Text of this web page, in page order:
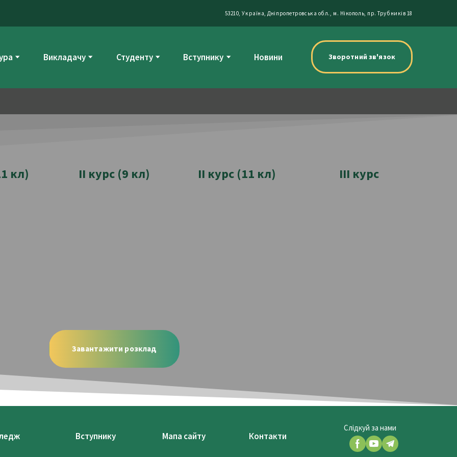
53210, Україна, Дніпропетровська обл., м. Нікополь, пр. Трубників 18
Викладачу Студенту Вступнику Новини Зворотний зв'язок
кл) ІІ курс (9 кл) ІІ курс (11 кл) ІІІ курс
Завантажити розклад
Вступнику Мапа сайту Контакти
Слідкуй за нами